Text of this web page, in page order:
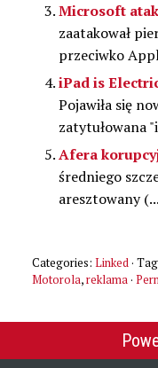
Microsoft
zaatakował
przeciwko
iPad is
Pojawiła się
zatytułowana
Afera
średniego
aresztowany
Categories: Linked·
Motorola,reklama·